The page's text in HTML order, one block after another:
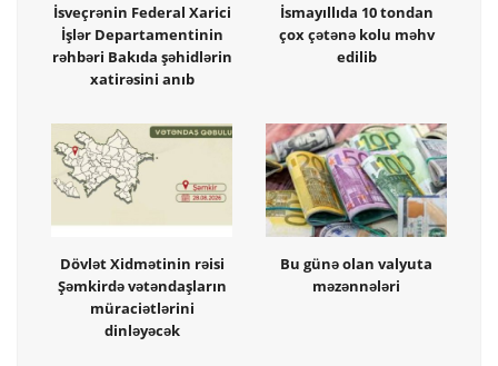
İsveçrənin Federal Xarici
İşlər Departamentinin
rəhbəri Bakıda şəhidlərin
xatirəsini anıb
İsmayıllıda 10 tondan
çox çətənə kolu məhv
edilib
Dövlət Xidmətinin rəisi
Şəmkirdə vətəndaşların
müraciətlərini
dinləyəcək
Bu günə olan valyuta
məzənnələri